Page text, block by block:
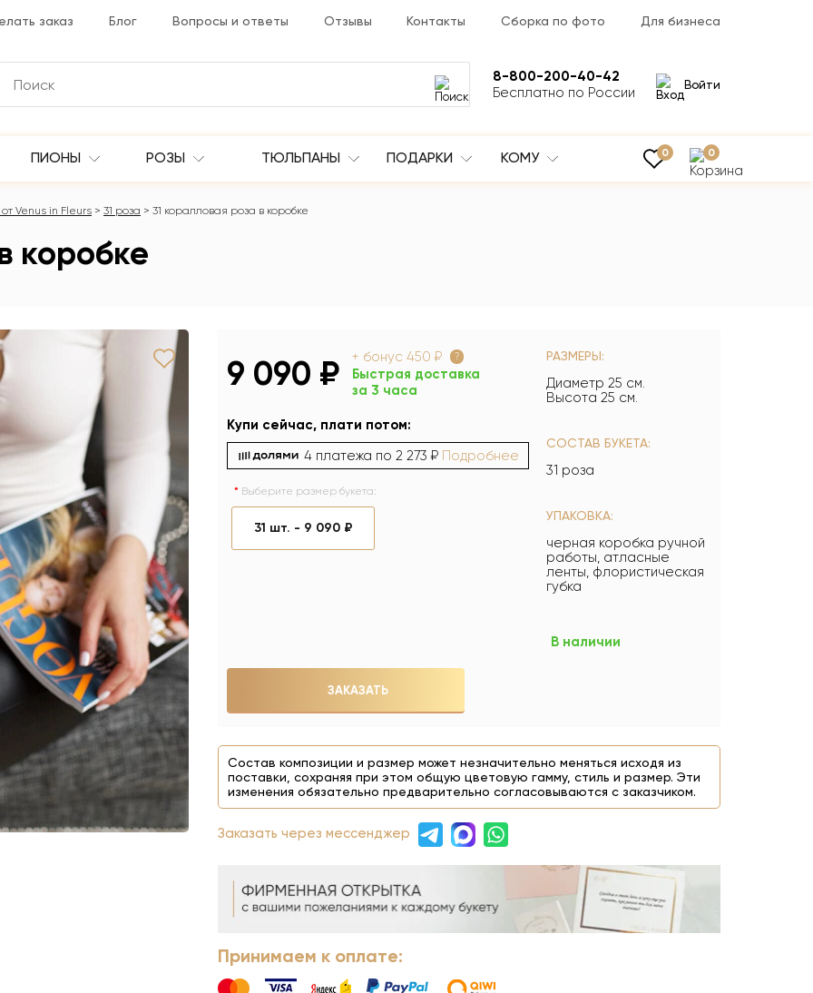
заказ Блог Вопросы и ответы Отзывы Контакты Сборка по фото Для бизнеса
8-800-200-40-42
Бесплатно по России
Войти
ПИОНЫ РОЗЫ ТЮЛЬПАНЫ ПОДАРКИ КОМУ 0 0
Venus in Fleurs 31 роза 31 коралловая роза в коробке
коробке
9 090 ₽ + бонус 450 ₽ ?
Быстрая доставка
за 3 часа
Купи сейчас, плати потом:
4 платежа по 2 273 ₽ Подробнее
Выберите размер букета:
31 шт. - 9 090 ₽
РАЗМЕРЫ:
Диаметр 25 см.
Высота 25 см.
СОСТАВ БУКЕТА:
31 роза
УПАКОВКА:
черная коробка ручной
работы, атласные
ленты, флористическая
губка
В наличии
ЗАКАЗАТЬ
Состав композиции и размер может незначительно меняться исходя из
поставки, сохраняя при этом общую цветовую гамму, стиль и размер. Эти
изменения обязательно предварительно согласовываются с заказчиком.
Заказать через мессенджер
Принимаем к оплате: